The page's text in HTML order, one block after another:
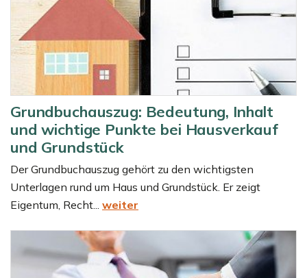
Grundbuchauszug: Bedeutung, Inhalt
und wichtige Punkte bei Hausverkauf
und Grundstück
Der Grundbuchauszug gehört zu den wichtigsten
Unterlagen rund um Haus und Grundstück. Er zeigt
Eigentum, Recht... weiter